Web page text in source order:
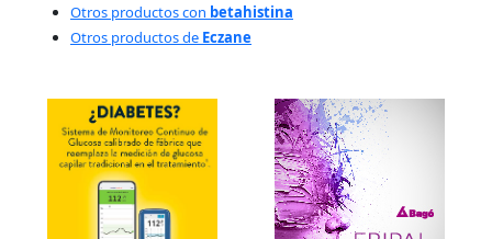
Otros productos con betahistina
Otros productos de Eczane